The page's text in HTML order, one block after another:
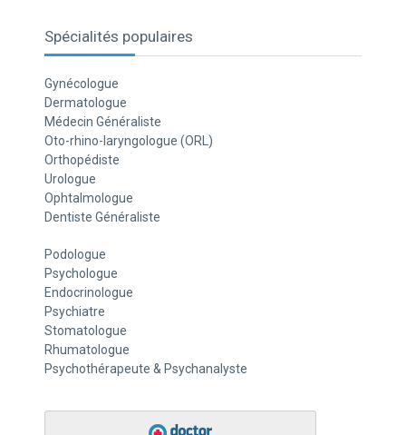
Spécialités populaires
Gynécologue
Dermatologue
Médecin Généraliste
Oto-rhino-laryngologue (ORL)
Orthopédiste
Urologue
Ophtalmologue
Dentiste Généraliste
Podologue
Psychologue
Endocrinologue
Psychiatre
Stomatologue
Rhumatologue
Psychothérapeute & Psychanalyste